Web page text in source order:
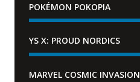
POKÉMON POKOPIA
YS X: PROUD NORDICS
MARVEL COSMIC INVASION